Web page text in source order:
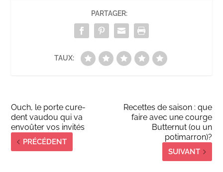
PARTAGER:
TAUX:
Ouch, le porte cure-
dent vaudou qui va
envoûter vos invités
PRÉCÉDENT
Recettes de saison : que
faire avec une courge
Butternut (ou un
potimarron)?
SUIVANT